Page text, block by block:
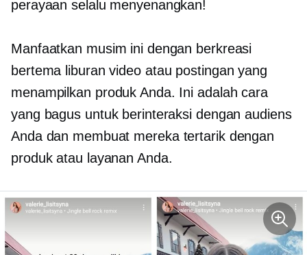
perayaan selalu menyenangkan!
Manfaatkan musim ini dengan berkreasi
bertema liburan video atau postingan yang
menampilkan produk Anda. Ini adalah cara
yang bagus untuk berinteraksi dengan audiens
Anda dan membuat mereka tertarik dengan
produk atau layanan Anda.